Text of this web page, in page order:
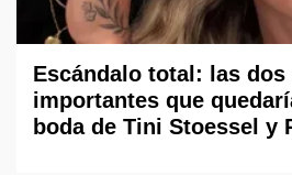
Escándalo total: las dos
importantes que
boda de Tini Stoessel y